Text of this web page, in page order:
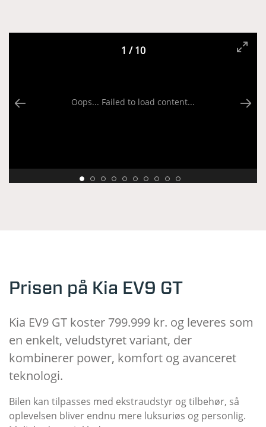
Oops... Failed to load content...
1 /10
Prisen på Kia EV9 GT
Kia EV9 GT koster 799.999 kr. og leveres som
en enkelt, veludstyret variant, der
kombinerer power, komfort og avanceret
teknologi.
Bilen kan tilpasses med ekstraudstyr og tilbehør, så
oplevelsen bliver endnu mere luksuriøs og personlig.